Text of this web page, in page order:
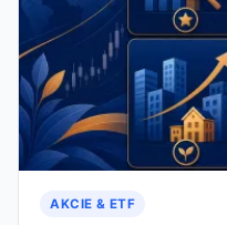
AKCIE & ETF